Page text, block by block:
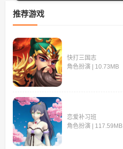
推荐游戏
快打三国志
角色扮演 | 10.73MB
恋爱补习班
角色扮演 | 117.59MB